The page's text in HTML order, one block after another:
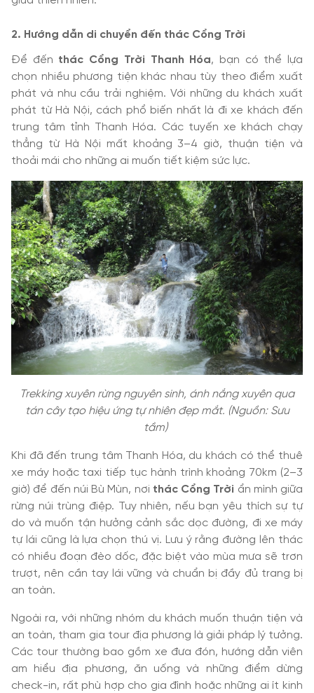
2. Hướng dẫn di chuyển đến thác Cổng Trời
Để đến thác Cổng Trời Thanh Hóa, bạn có thể lựa
chọn nhiều phương tiện khác nhau tùy theo điểm xuất
phát và nhu cầu trải nghiệm. Với những du khách xuất
phát từ Hà Nội, cách phổ biến nhất là đi xe khách đến
trung tâm tỉnh Thanh Hóa. Các tuyến xe khách chạy
thẳng từ Hà Nội mất khoảng 3–4 giờ, thuận tiện và
thoải mái cho những ai muốn tiết kiệm sức lực.
Trekking xuyên rừng nguyên sinh, ánh nắng xuyên qua
tán cây tạo hiệu ứng tự nhiên đẹp mắt. (Nguồn: Sưu
tầm)
Khi đã đến trung tâm Thanh Hóa, du khách có thể thuê
xe máy hoặc taxi tiếp tục hành trình khoảng 70km (2–3
giờ) để đến núi Bù Mùn, nơi thác Cổng Trời ẩn mình giữa
rừng núi trùng điệp. Tuy nhiên, nếu bạn yêu thích sự tự
do và muốn tận hưởng cảnh sắc dọc đường, đi xe máy
tự lái cũng là lựa chọn thú vị. Lưu ý rằng đường lên thác
có nhiều đoạn đèo dốc, đặc biệt vào mùa mưa sẽ trơn
trượt, nên cần tay lái vững và chuẩn bị đầy đủ trang bị
an toàn.
Ngoài ra, với những nhóm du khách muốn thuận tiện và
an toàn, tham gia tour địa phương là giải pháp lý tưởng.
Các tour thường bao gồm xe đưa đón, hướng dẫn viên
am hiểu địa phương, ăn uống và những điểm dừng
check-in, rất phù hợp cho gia đình hoặc những ai ít kinh